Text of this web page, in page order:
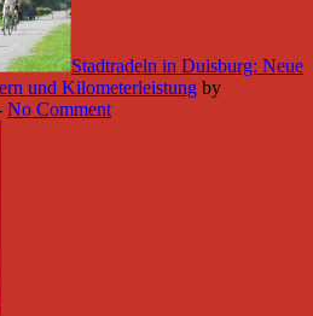
Stadtradeln in Duisburg: Neue
und Kilometerleistung by
No Comment